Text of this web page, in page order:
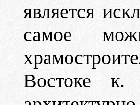
является
самое
Востоке